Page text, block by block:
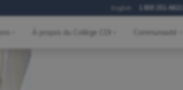
1 800 251-6621
English
À propos du Collège CDI Communauté